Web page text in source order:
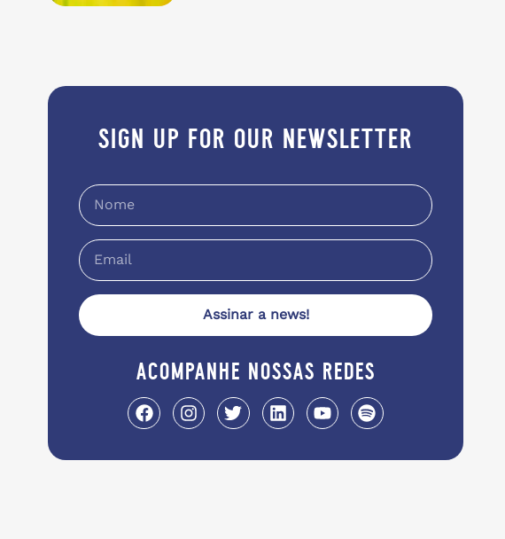
sign up for our newsletter
Assinar a news!
acompanhe nossas redes